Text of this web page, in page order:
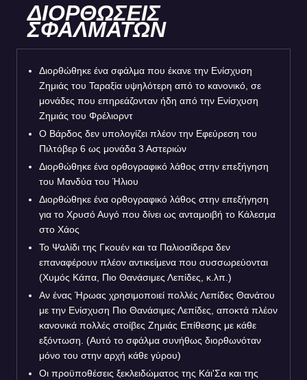
ΔΙΟΡΘΩΣΕΙΣ
ΣΦΑΛΜΑΤΩΝ
Διορθώθηκε ένα σφάλμα που έκανε την Ενίσχυση
Ζημιάς του Ταραξία υψηλότερη από το κανονικό, σε
μονάδες που επηρεάζονταν ήδη από την Ενίσχυση
Ζημιάς του Φρέλιορντ
Ο Βάρδος δεν υπολογίζει πλέον την Εφεύρεση του
Πιλτόβερ 6 ως μονάδα 3 Αστεριών
Διορθώθηκε ένα ορθογραφικό λάθος στην επεξήγηση
του Μανδύα του Ήλιου
Διορθώθηκε ένα ορθογραφικό λάθος στην επεξήγηση
για το Χρυσό Αυγό που δίνει ως ανταμοιβή το Κάλεσμα
στο Χάος
Το Ψαλίδι της Γκουέν και τα Παλιοσίδερα δεν
επαναφέρουν πλέον αντικείμενα που συσσωρεύονται
(Χυμός Κάπα, Πιο Θανάσιμες Λεπίδες, κ.λπ.)
Αν ένας Ήρωας χρησιμοποιεί πολλές Λεπίδες Θανάτου
με την Ενίσχυση Πιο Θανάσιμες Λεπίδες, αποκτά πλέον
κανονικά πολλές στοίβες Ζημιάς Επίθεσης με κάθε
εξόντωση. (Αυτό το σφάλμα συνήθως διορθωνόταν
μόνο του στην αρχή κάθε γύρου)
Οι προϋποθέσεις ξεκλειδώματος της Κάι'Σα και της